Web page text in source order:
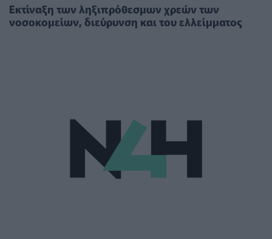
Εκτίναξη των ληξιπρόθεσμων χρεών των
νοσοκομείων, διεύρυνση και του ελλείμματος